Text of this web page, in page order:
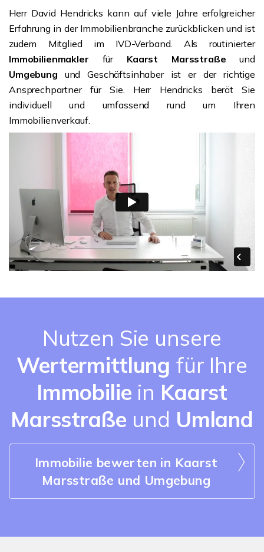
Herr David Hendricks kann auf viele Jahre erfolgreicher
Erfahrung in der Immobilienbranche zurückblicken und ist
zudem Mitglied im IVD-Verband. Als routinierter
Immobilienmakler für Kaarst Marsstraßeund
Umgebung und Geschäftsinhaber ist er der richtige
Ansprechpartner für Sie. Herr Hendricks berät Sie
individuell und umfassend rund um Ihren
Immobilienverkauf.
Nutzen Sie unsere
Wertermittlung für Ihre
Immobilie in Kaarst
Marsstraße und Umland
Immobilie bewerten in Kaarst
Marsstraße und Umgebung